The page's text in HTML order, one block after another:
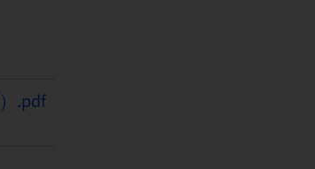
.pdf